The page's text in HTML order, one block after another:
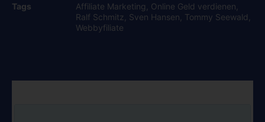
Tags
Affiliate Marketing Online Geld verdienen
Ralf Schmitz
Sven Hansen Tommy Seewald
Webbyfiliate